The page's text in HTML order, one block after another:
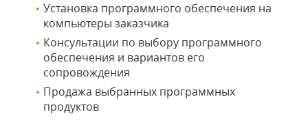
Установка программного обеспечения на
компьютеры заказчика
Консультации по выбору программного
обеспечения и вариантов его
сопровождения
Продажа выбранных программных
продуктов